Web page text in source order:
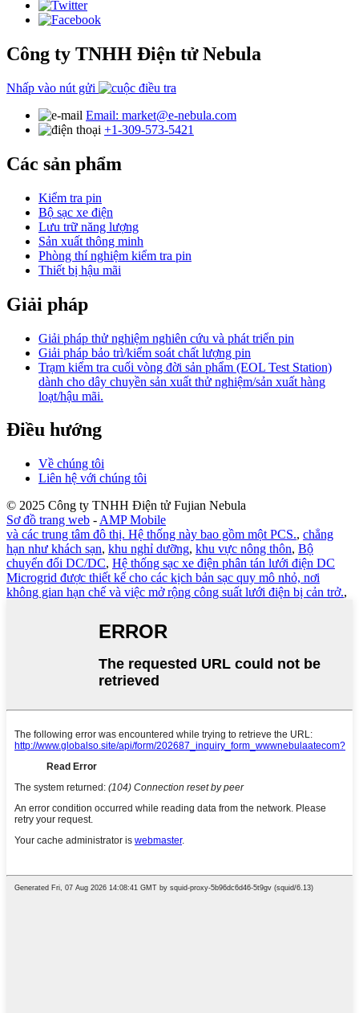
Công ty TNHH Điện tử Nebula
Nhấp vào nút gửi
Email: market@e-nebula.com
+1-309-573-5421
Các sản phẩm
Kiểm tra pin
Bộ sạc xe điện
Lưu trữ năng lượng
Sản xuất thông minh
Phòng thí nghiệm kiểm tra pin
Thiết bị hậu mãi
Giải pháp
Giải pháp thử nghiệm nghiên cứu và phát triển pin
Giải pháp bảo trì/kiểm soát chất lượng pin
Trạm kiểm tra cuối vòng đời sản phẩm (EOL Test Station)
dành cho dây chuyền sản xuất thử nghiệm/sản xuất hàng
loạt/hậu mãi.
Điều hướng
Về chúng tôi
Liên hệ với chúng tôi
© 2025 Công ty TNHH Điện tử Fujian Nebula
Sơ đồ trang web - AMP Mobile
và các trung tâm đô thị. Hệ thống này bao gồm một PCS., chẳng
hạn như khách sạn, khu nghỉ dưỡng, khu vực nông thôn, Bộ
chuyển đổi DC/DC, Hệ thống sạc xe điện phân tán lưới điện DC
Microgrid được thiết kế cho các kịch bản sạc quy mô nhỏ, nơi
không gian hạn chế và việc mở rộng công suất lưới điện bị cản trở.,